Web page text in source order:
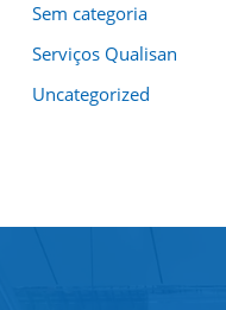
Sem categoria
Serviços Qualisan
Uncategorized